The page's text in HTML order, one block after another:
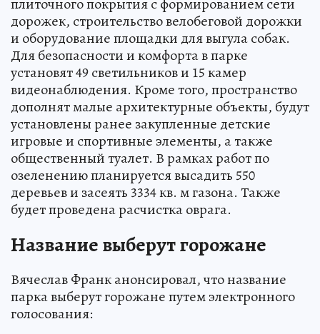
дорожек, строительство велобеговой дорожки
и оборудование площадки для выгула собак.
Для безопасности и комфорта в парке
установят 49 светильников и 15 камер
видеонаблюдения. Кроме того, пространство
дополнят малые архитектурные объекты, будут
установлены ранее закупленные детские
игровые и спортивные элементы, а также
общественный туалет. В рамках работ по
озеленению планируется высадить 550
деревьев и засеять 3334 кв. м газона. Также
будет проведена расчистка оврага.
Название выберут горожане
Вячеслав Франк анонсировал, что название
парка выберут горожане путем электронного
голосования: